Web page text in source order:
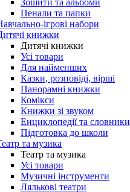
Зошити та альбоми
Пенали та папки
ігрові набори
книжки
Дитячі книжки
Усі товари
Для найменших
Казки, розповіді, вірші
Панорамні книжки
Комікси
Книжки зі звуком
Енциклопедії та словники
Підготовка до школи
та музика
Театр та музика
Усі товари
Музичні інструменти
Лялькові театри